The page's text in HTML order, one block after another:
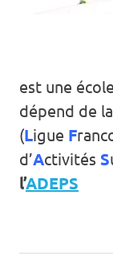
est une
dépend de la
(Ligue F
d’Activités S
l’ADEPS